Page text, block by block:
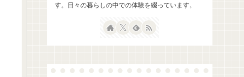
す。日々の暮らしの中での体験を綴っています。